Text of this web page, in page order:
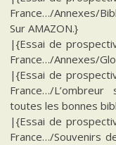
France…/Annexes/
Sur AMAZON.}
|{Essai de
France…/Annexes/
|{Essai de
France…/L’ombreur
toutes les bonnes
|{Essai de
France…/Souvenirs